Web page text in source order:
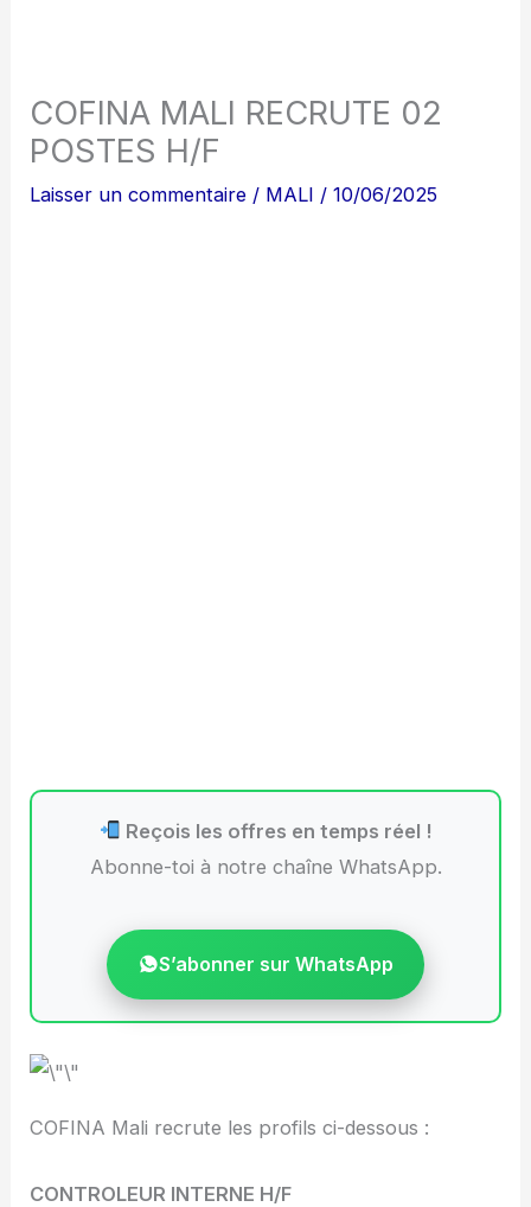
COFINA MALI RECRUTE 02
POSTES H/F
Laisser un commentaire / MALI /10/06/2025
Reçois les offres en temps réel !
Abonne-toi à notre chaîne WhatsApp.
S’abonner sur WhatsApp
COFINA Mali recrute les profils ci-dessous :
CONTROLEUR INTERNE H/F